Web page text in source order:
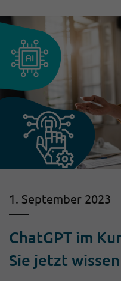
1. September 2023
ChatGPT im
Sie jetzt